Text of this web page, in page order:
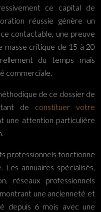
ce capital de
réussie génère un
contactable, une preuve
masse critique de 15 à 20
du temps mais
commerciale.
de ce dossier de
de constituer votre
une attention particulière
professionnels fonctionne
Les annuaires spécialisés,
réseaux professionnels
une ancienneté et
depuis 6 mois avec une